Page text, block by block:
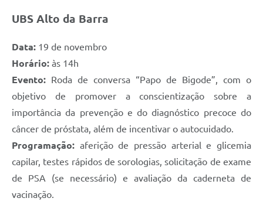
UBS Alto da Barra
Data: 19 de novembro
Horário: às 14h
Evento: Roda de conversa “Papo de Bigode”, com o
objetivo de promover a conscientização sobre a
importância da prevenção e do diagnóstico precoce do
câncer de próstata, além de incentivar o autocuidado.
Programação: aferição de pressão arterial e glicemia
capilar, testes rápidos de sorologias, solicitação de exame
de PSA (se necessário) e avaliação da caderneta de
vacinação.